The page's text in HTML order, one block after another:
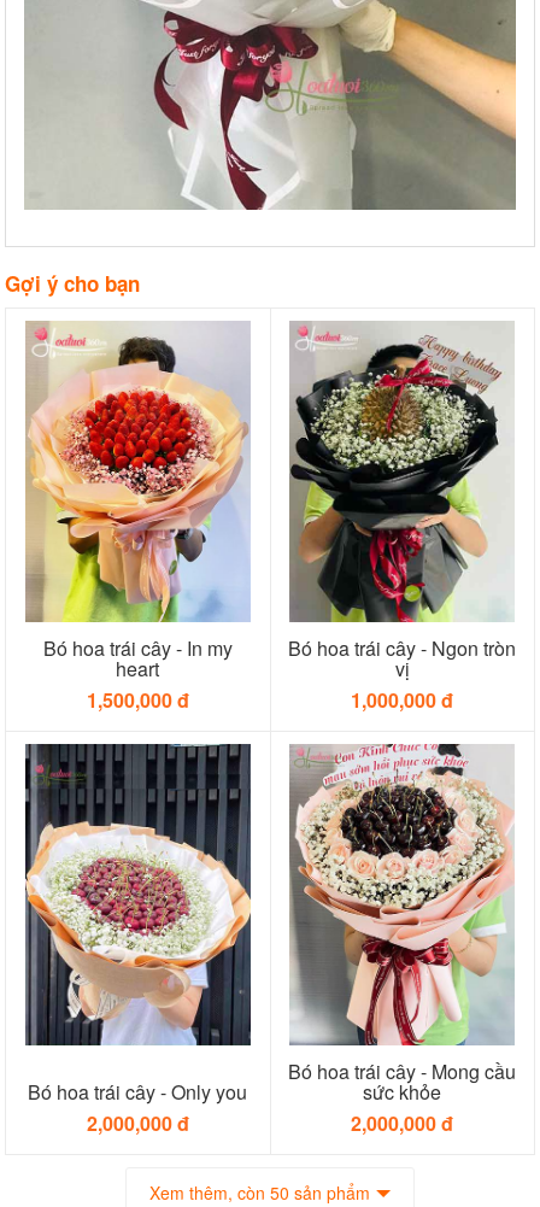
Gợi ý cho bạn
Bó hoa trái cây - In my
heart
1,500,000 đ
Bó hoa trái cây - Ngon tròn
vị
1,000,000 đ
Bó hoa trái cây - Only you
2,000,000 đ
Bó hoa trái cây - Mong cầu
sức khỏe
2,000,000 đ
Xem thêm, còn 50 sản phẩm